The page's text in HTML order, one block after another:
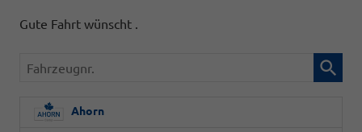
Gute Fahrt wünscht .
Fahrzeugnr.
Ahorn